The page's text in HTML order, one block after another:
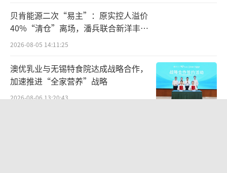
器市场将以5.4%的年均复合增长率从2023年的
23亿美元增加到2029年的32亿美元；Frost&Su
llivan也预测，到2027年市场规模将达到48.58
亿美元，复合年均增长率为20.6%。
在此背景下，除了思特威业绩不俗外，韦
尔股份、晶方科技等CIS芯片上市公司2024年业
贝肯能源二次“易主”：原实控人溢价
40%“清仓”离场，潘兵联合新洋丰、
宏科百世拟入主
2026-08-05 14:11:25
澳优乳业与无锡特食院达成战略合作，
加速推进“全家营养”战略
2026-08-06 13:20:43